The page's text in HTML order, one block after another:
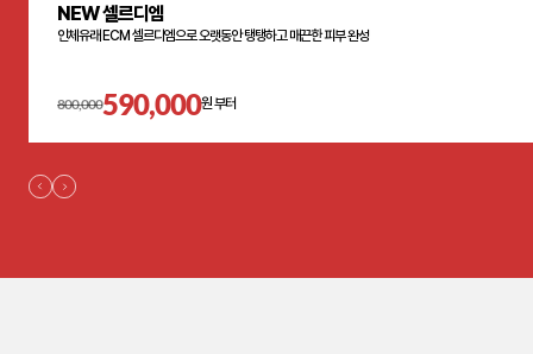
NEW 셀르디엠
인체유래 ECM 셀르디엠으로 오랫동안 탱탱하고 매끈한 피부 완성
800,000590,000원 부터